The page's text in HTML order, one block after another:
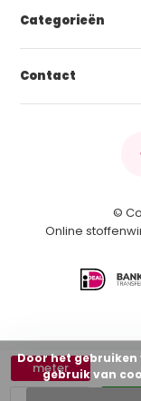
meter
Categorieën
Contact
©
Online
Door het gebruiken
gebruik van